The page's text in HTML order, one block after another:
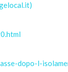
dopo-l-